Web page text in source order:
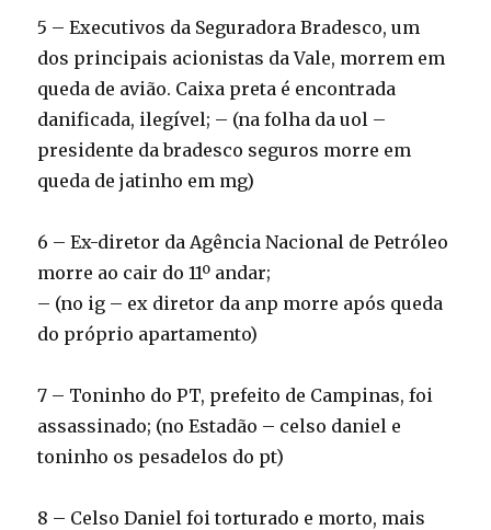
5 – Executivos da Seguradora Bradesco, um
dos principais acionistas da Vale, morrem em
queda de avião. Caixa preta é encontrada
danificada, ilegível; – (na folha da uol –
presidente da bradesco seguros morre em
queda de jatinho em mg)
6 – Ex-diretor da Agência Nacional de Petróleo
morre ao cair do 11º andar;
– (no ig – ex diretor da anp morre após queda
do próprio apartamento)
7 – Toninho do PT, prefeito de Campinas, foi
assassinado; (no Estadão – celso daniel e
toninho os pesadelos do pt)
8 – Celso Daniel foi torturado e morto, mais